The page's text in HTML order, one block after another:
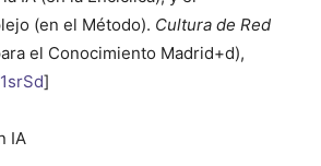
(en el Método). Cultura de Red
el Conocimiento Madrid+d),
]
IA